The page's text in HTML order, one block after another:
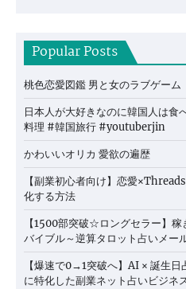
Popular Posts
桃色恋愛図鑑 男と女のラブゲーム
日本人が大好きなのに韓国人は
料理 #韓国旅行 #youtuberjin
かわいいオリカ 愛欲の遍歴
【副業初心者向け】恋愛
化する方法
【1500部突破☆ロングセラー】
バイブル～逆算タロット占いメー
【爆速で0→1突破へ】AI × 誕生
に特化した副業ネット占いビジネ